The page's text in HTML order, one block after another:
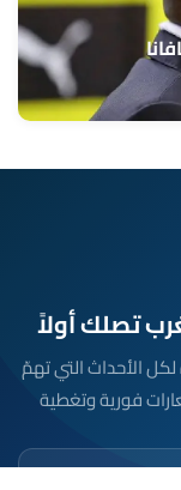
مباشرة لكل الأحداث التي تهمّ
فورية وتغطية